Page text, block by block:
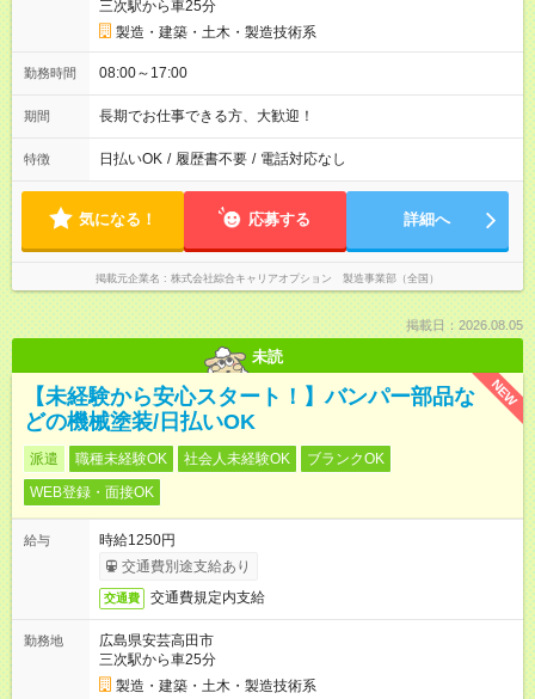
三次駅から車25分
製造・建築・土木・製造技術系
勤務時間 08:00～17:00
期間 長期でお仕事できる方、大歓迎！
特徴 日払いOK / 履歴書不要 / 電話対応なし
気になる！ 応募する 詳細へ
掲載元企業名 株式会社綜合キャリアオプション 製造事業部（全国）
掲載日：2026.08.05
未読
NEW
【未経験から安心スタート！】バンパー部品な
どの機械塗装/日払いOK
派遣 職種未経験OK 社会人未経験OK
ブランクOK
WEB登録・面接OK
給与
時給1250円
交通費別途支給あり
交通費 交通費規定内支給
勤務地
広島県安芸高田市
三次駅から車25分
製造・建築・土木・製造技術系